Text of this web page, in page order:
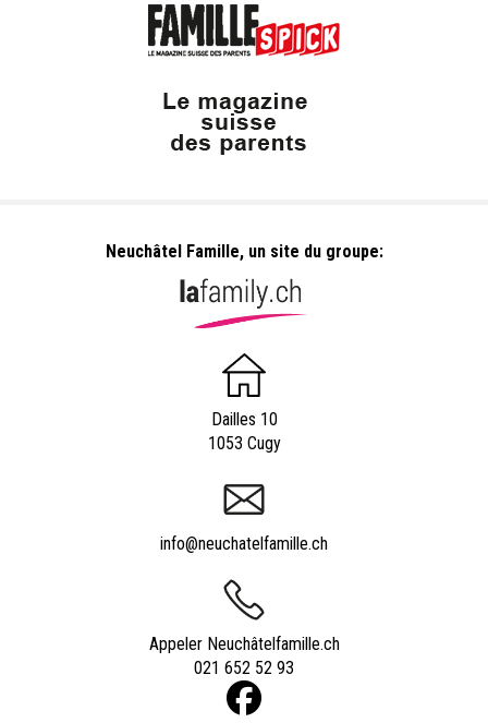
Neuchâtel Famille, un site du groupe:
Dailles 10
1053 Cugy
info@neuchatelfamille.ch
Appeler Neuchâtelfamille.ch
021 652 52 93